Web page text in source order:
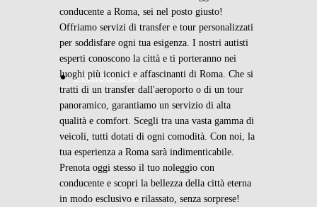
conducente a Roma, sei nel posto giusto!
Offriamo servizi di transfer e tour personalizzati
per soddisfare ogni tua esigenza. I nostri autisti
esperti conoscono la città e ti porteranno nei
luoghi più iconici e affascinanti di Roma. Che si
tratti di un transfer dall'aeroporto o di un tour
panoramico, garantiamo un servizio di alta
qualità e comfort. Scegli tra una vasta gamma di
veicoli, tutti dotati di ogni comodità. Con noi, la
tua esperienza a Roma sarà indimenticabile.
Prenota oggi stesso il tuo noleggio con
conducente e scopri la bellezza della città eterna
in modo esclusivo e rilassato, senza sorprese!
Prenota Ora